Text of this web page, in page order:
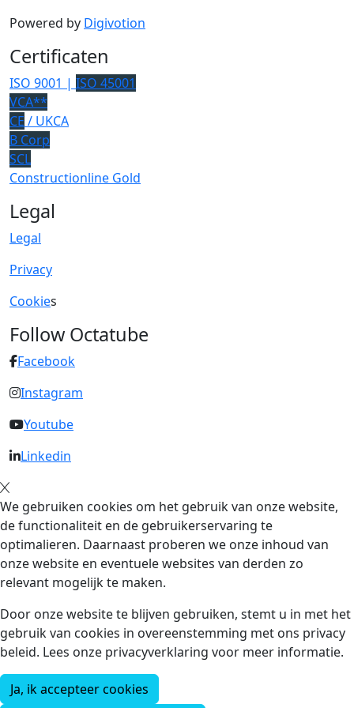
Powered by Digivotion
Certificaten
ISO 9001 | ISO 45001
VCA**
CE / UKCA
B Corp
SCL
Constructionline Gold
Legal
Legal
Privacy
Cookies
Follow Octatube
Facebook
Instagram
Youtube
Linkedin
We gebruiken cookies om het gebruik van onze website,
de functionaliteit en de gebruikerservaring te
optimalieren. Daarnaast proberen we onze inhoud van
onze website en eventuele websites van derden zo
relevant mogelijk te maken.
Door onze website te blijven gebruiken, stemt u in met het
gebruik van cookies in overeenstemming met ons privacy
beleid. Lees onze privacyverklaring voor meer informatie.
Ja, ik accepteer cookies